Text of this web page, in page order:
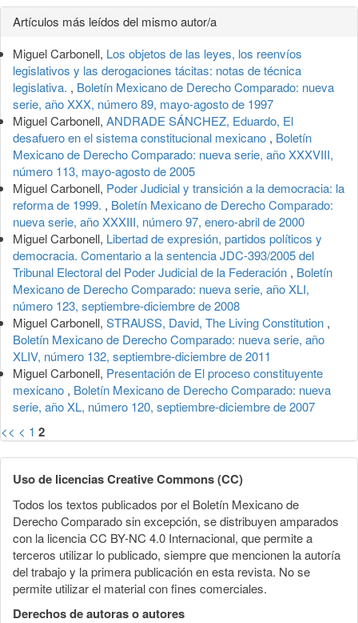
Detalles
del
artículo
Artículos más leídos del mismo autor/a
Miguel Carbonell, Los objetos de las leyes, los reenvíos
legislativos y las derogaciones tácitas: notas de técnica
legislativa. , Boletín Mexicano de Derecho Comparado: nueva
serie, año XXX, número 89, mayo-agosto de 1997
Miguel Carbonell, ANDRADE SÁNCHEZ, Eduardo, El
desafuero en el sistema constitucional mexicano , Boletín
Mexicano de Derecho Comparado: nueva serie, año XXXVIII,
número 113, mayo-agosto de 2005
Miguel Carbonell, Poder Judicial y transición a la democracia: la
reforma de 1999. , Boletín Mexicano de Derecho Comparado:
nueva serie, año XXXIII, número 97, enero-abril de 2000
Miguel Carbonell, Libertad de expresión, partidos políticos y
democracia. Comentario a la sentencia JDC-393/2005 del
Tribunal Electoral del Poder Judicial de la Federación , Boletín
Mexicano de Derecho Comparado: nueva serie, año XLI,
número 123, septiembre-diciembre de 2008
Miguel Carbonell, STRAUSS, David, The Living Constitution ,
Boletín Mexicano de Derecho Comparado: nueva serie, año
XLIV, número 132, septiembre-diciembre de 2011
Miguel Carbonell, Presentación de El proceso constituyente
mexicano , Boletín Mexicano de Derecho Comparado: nueva
serie, año XL, número 120, septiembre-diciembre de 2007
<< < 1 2
Uso de licencias Creative Commons (CC)
Todos los textos publicados por el Boletín Mexicano de
Derecho Comparado sin excepción, se distribuyen amparados
con la licencia CC BY-NC 4.0 Internacional, que permite a
terceros utilizar lo publicado, siempre que mencionen la autoría
del trabajo y la primera publicación en esta revista. No se
permite utilizar el material con fines comerciales.
Derechos de autoras o autores